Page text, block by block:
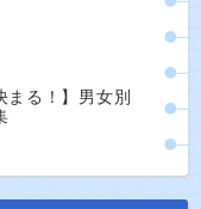
まる！】男女別